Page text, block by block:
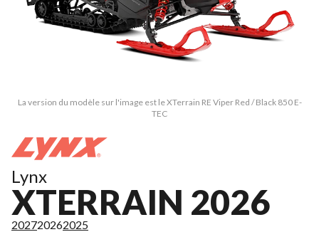
La version du modèle sur l'image est le XTerrain RE Viper Red / Black 850 E-
TEC
Lynx
XTERRAIN 2026
202720262025